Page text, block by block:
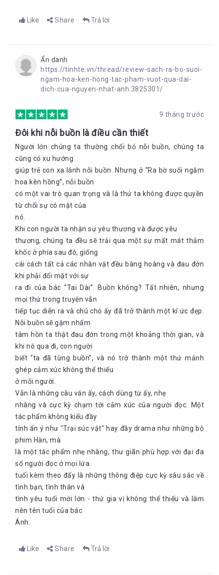
Like Share Trả lời
Ẩn danh
https://tinhte.vn/thread/review-sach-ra-bo-suoi-
ngam-hoa-ken-hong-tac-pham-vuot-qua-dai-
dich-cua-nguyen-nhat-anh.3825301/
9 tháng trước
Đôi khi nỗi buồn là điều cần thiết
Người lớn chúng ta thường chối bỏ nỗi buồn, chúng ta
cũng có xu hướng
giúp trẻ con xa lánh nỗi buồn. Nhưng ở “Ra bờ suối ngắm
hoa kèn hồng”, nỗi buồn
có một vai trò quan trọng và là thứ ta không được quyền
từ chối sự có mặt của
nó.
Khi con người ta nhận sự yêu thương và được yêu
thương, chúng ta đều sẽ trải qua một sự mất mát thảm
khốc ở phía sau đó, giống
cái cách tất cả các nhân vật đều bàng hoàng và đau đớn
khi phải đối mặt với sự
ra đi của bác “Tai Dài”. Buồn không? Tất nhiên, nhưng
mọi thứ trong truyện vẫn
tiếp tục diễn ra và chú chó ấy đã trở thành một kí ức đẹp.
Nỗi buồn sẽ gặm nhấm
tâm hồn ta thật đau đớn trong một khoảng thời gian, và
khi nó qua đi, con người
biết “ta đã từng buồn”, và nó trở thành một thứ mảnh
ghép cảm xúc không thể thiếu
ở mỗi người.
Vẫn là những câu văn ấy, cách dùng từ ấy, nhẹ
nhàng và cực kỳ chạm tới cảm xúc của người đọc. Một
tác phẩm không kiểu đầy
tính ẩn ý như "Trại súc vật" hay đầy drama như những bộ
phim Hàn, mà
là một tác phẩm nhẹ nhàng, thư giãn phù hợp với đại đa
số người đọc ở mọi lứa
tuổi kèm theo đấy là những thông điệp cực kỳ sâu sắc về
tình bạn, tình thân và
tình yêu tuổi mới lớn - thứ gia vị không thể thiếu và làm
nên tên tuổi của bác
Ánh.
Like Share Trả lời